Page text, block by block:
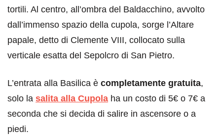
tortili. Al centro, all’ombra del Baldacchino, avvolto
dall’immenso spazio della cupola, sorge l’Altare
papale, detto di Clemente VIII, collocato sulla
verticale esatta del Sepolcro di San Pietro.
L’entrata alla Basilica è completamente gratuita,
solo la salita alla Cupola ha un costo di 5€ o 7€ a
seconda che si decida di salire in ascensore o a
piedi.